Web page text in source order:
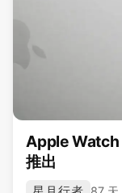
Apple Watch
推出